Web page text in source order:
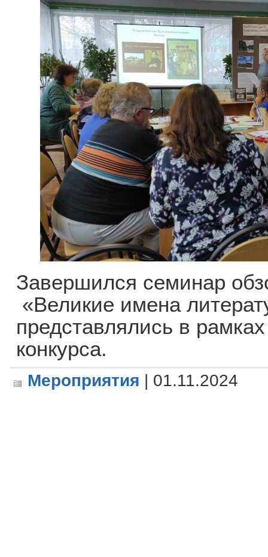
Завершился семинар
«Великие имена
представлялись в
конкурса.
Мероприятия | 01.11.2024